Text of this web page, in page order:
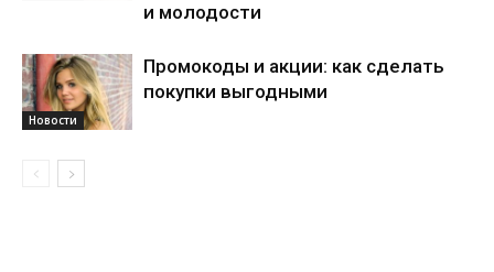
и молодости
Новости
Промокоды и акции: как сделать
покупки выгодными